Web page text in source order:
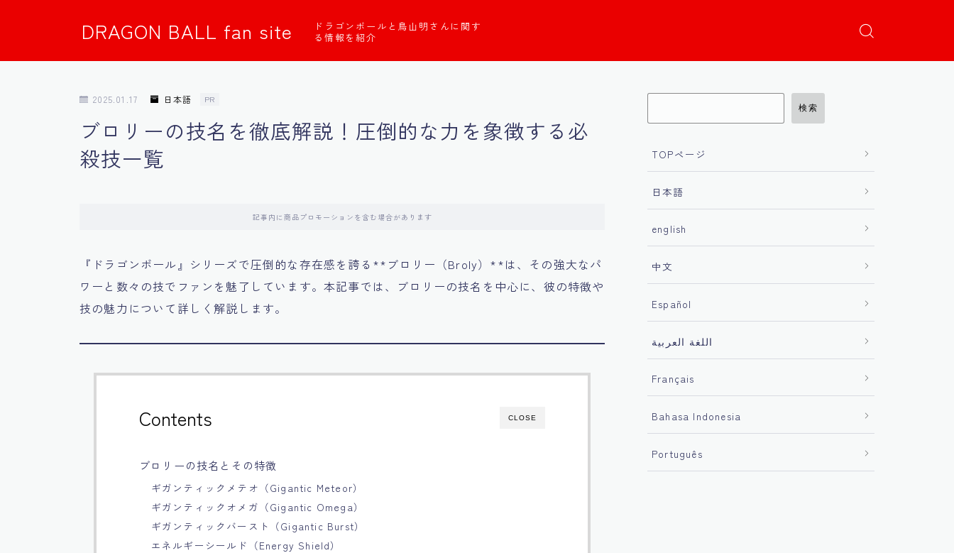
DRAGON BALL fan site
ドラゴンボールと鳥山明さんに関す
る情報を紹介
2025.01.17 日本語 PR
ブロリーの技名を徹底解説！圧倒的な力を象徴する必
殺技一覧
記事内に商品プロモーションを含む場合があります
『ドラゴンボール』シリーズで圧倒的な存在感を誇る**ブロリー（Broly）**は、その強大なパ
ワーと数々の技でファンを魅了しています。本記事では、ブロリーの技名を中心に、彼の特徴や
技の魅力について詳しく解説します。
CLOSE
Contents
ブロリーの技名とその特徴
ギガンティックメテオ（Gigantic Meteor）
ギガンティックオメガ（Gigantic Omega）
ギガンティックバースト（Gigantic Burst）
エネルギーシールド（Energy Shield）
検索
TOPページ
日本語
english
中文
Español
اللغة العربية
Français
Bahasa Indonesia
Português